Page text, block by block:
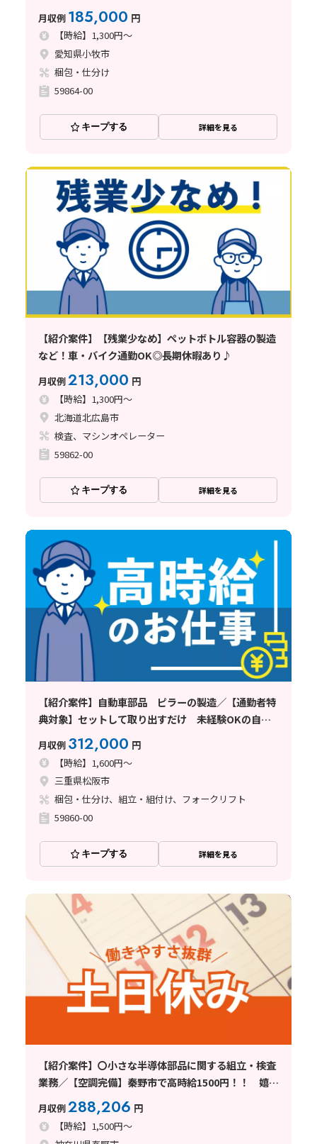
月収例 185,000 円
【時給】1,300円～
愛知県小牧市
梱包・仕分け
59864-00
キープする 詳細を見る
【紹介案件】【残業少なめ】ペットボトル容器の製造
など！車・バイク通勤OK◎長期休暇あり♪
月収例213,000 円
【時給】1,300円～
北海道北広島市
検査、マシンオペレーター
59862-00
キープする 詳細を見る
【紹介案件】自動車部品 ピラーの製造／【通勤者特
典対象】セットして取り出すだけ 未経験OKの自動
車部品製造
月収例 312,000 円
【時給】1,600円～
三重県松阪市
梱包・仕分け、組立・組付け、フォークリフト
59860-00
キープする 詳細を見る
【紹介案件】〇小さな半導体部品に関する組立・検査
業務／【空調完備】秦野市で高時給1500円！！ 嬉し
い駐車場代は無料◎
月収例288,206 円
【時給】1,500円～